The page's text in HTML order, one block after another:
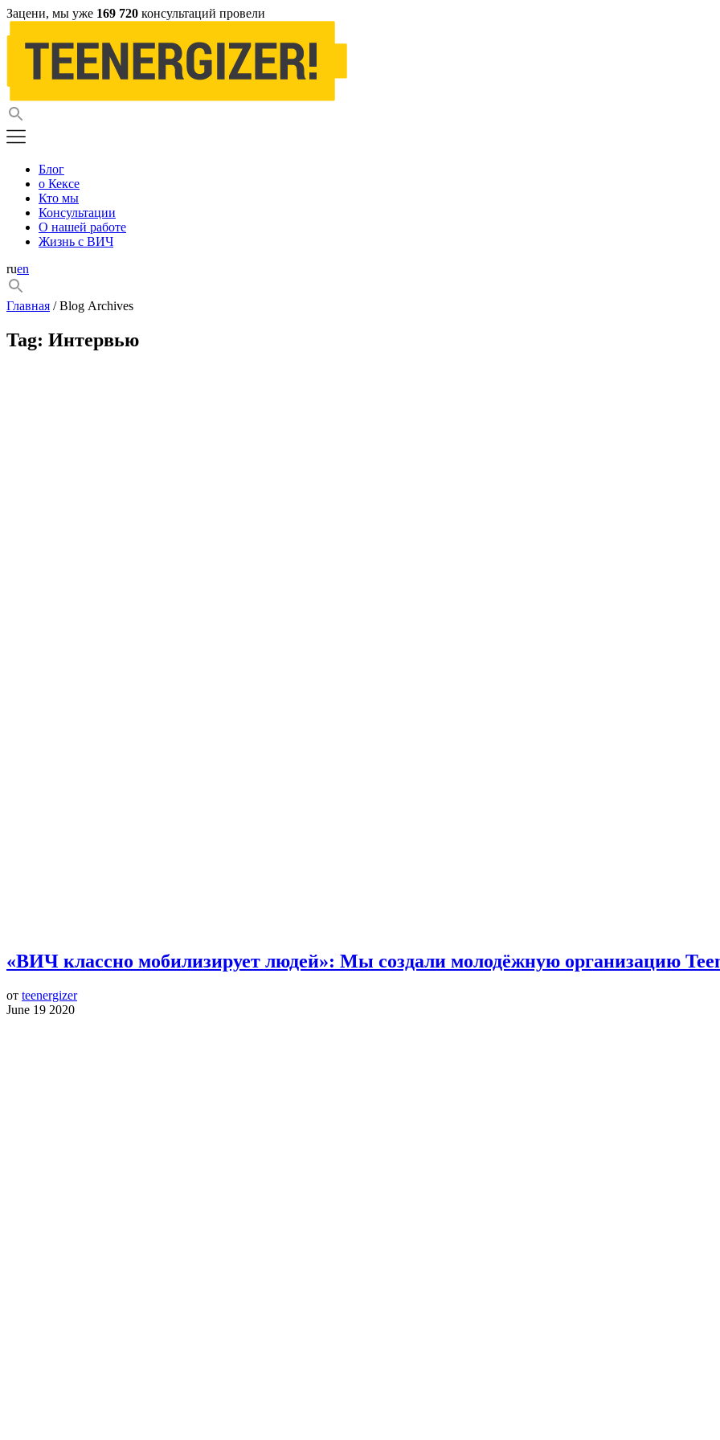
Зацени, мы уже 169 720 консультаций провели
Блог
о Кексе
Кто мы
Консультации
О нашей работе
Жизнь с ВИЧ
ruen
Главная / Blog Archives
Tag: Интервью
«ВИЧ классно мобилизирует людей»: Мы создали молодёжную организацию
от teenergizer
June 19 2020